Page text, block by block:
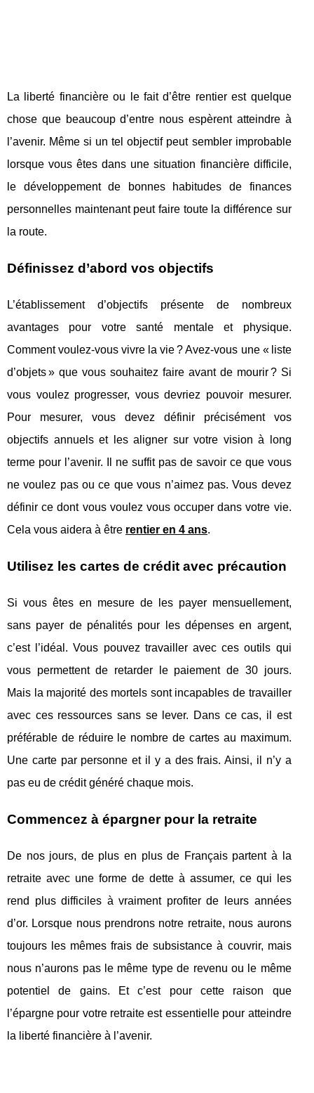
La liberté financière ou le fait d’être rentier est quelque
chose que beaucoup d’entre nous espèrent atteindre à
l’avenir. Même si un tel objectif peut sembler improbable
lorsque vous êtes dans une situation financière difficile,
le développement de bonnes habitudes de finances
personnelles maintenant peut faire toute la différence sur
la route.
Définissez d’abord vos objectifs
L’établissement d’objectifs présente de nombreux
avantages pour votre santé mentale et physique.
Comment voulez-vous vivre la vie ? Avez-vous une « liste
d’objets » que vous souhaitez faire avant de mourir ? Si
vous voulez progresser, vous devriez pouvoir mesurer.
Pour mesurer, vous devez définir précisément vos
objectifs annuels et les aligner sur votre vision à long
terme pour l’avenir. Il ne suffit pas de savoir ce que vous
ne voulez pas ou ce que vous n’aimez pas. Vous devez
définir ce dont vous voulez vous occuper dans votre vie.
Cela vous aidera à être rentier en 4 ans.
Utilisez les cartes de crédit avec précaution
Si vous êtes en mesure de les payer mensuellement,
sans payer de pénalités pour les dépenses en argent,
c’est l’idéal. Vous pouvez travailler avec ces outils qui
vous permettent de retarder le paiement de 30 jours.
Mais la majorité des mortels sont incapables de travailler
avec ces ressources sans se lever. Dans ce cas, il est
préférable de réduire le nombre de cartes au maximum.
Une carte par personne et il y a des frais. Ainsi, il n’y a
pas eu de crédit généré chaque mois.
Commencez à épargner pour la retraite
De nos jours, de plus en plus de Français partent à la
retraite avec une forme de dette à assumer, ce qui les
rend plus difficiles à vraiment profiter de leurs années
d’or. Lorsque nous prendrons notre retraite, nous aurons
toujours les mêmes frais de subsistance à couvrir, mais
nous n’aurons pas le même type de revenu ou le même
potentiel de gains. Et c’est pour cette raison que
l’épargne pour votre retraite est essentielle pour atteindre
la liberté financière à l’avenir.